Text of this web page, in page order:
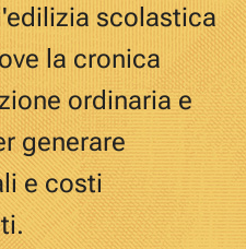
scolastica
la cronica
ordinaria e
generare
e costi